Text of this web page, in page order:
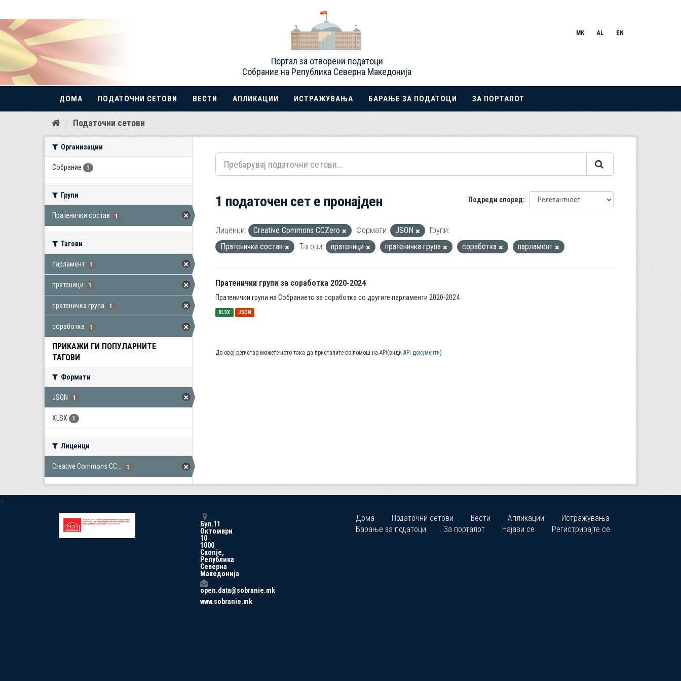
Прескокнете
Портал за отворени податоци
Собрание на Република Северна Македонија
MK AL EN
ДОМА ПОДАТОЧНИ СЕТОВИ ВЕСТИ АПЛИКАЦИИ ИСТРАЖУВАЊА БАРАЊЕ ЗА ПОДАТОЦИ ЗА ПОРТАЛОТ
Податочни сетови
Организации
Собрание 1
Групи
Пратенички состав 1
Тагови
парламент 1
пратеници 1
пратеничка група 1
соработка 1
ПРИКАЖИ ГИ ПОПУЛАРНИТЕ
ТАГОВИ
Формати
JSON 1
XLSX 1
Лиценци
Creative Commons CC... 1
Подреди според
1 податочен сет е пронајден
Лиценци: Creative Commons CCZero Формати: JSON
Групи:
Пратенички состав
Тагови: пратеници пратеничка група соработка парламент
Пратенички групи за соработка 2020-2024
Пратенички групи на Собранието за соработка со другите парламенти 2020-2024
XLSX JSON
До овој регистар можете исто така да пристапите со помош на API (види API документи)
a
Бул.11
Октомври
10
1000
Скопје,
Република
Северна
Македонија
open.data@sobranie.mk
www.sobranie.mk
Дома Податочни сетови Вести Апликации
Истражувања
Барање за податоци
За порталот Најави се Регистрирајте се